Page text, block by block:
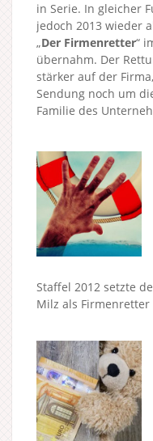
in Serie. In gleicher
jedoch 2013 wieder
„Der Firmenretter“
übernahm. Der
stärker auf der
Sendung noch um
Familie des
Staffel 2012 setzte
Milz als